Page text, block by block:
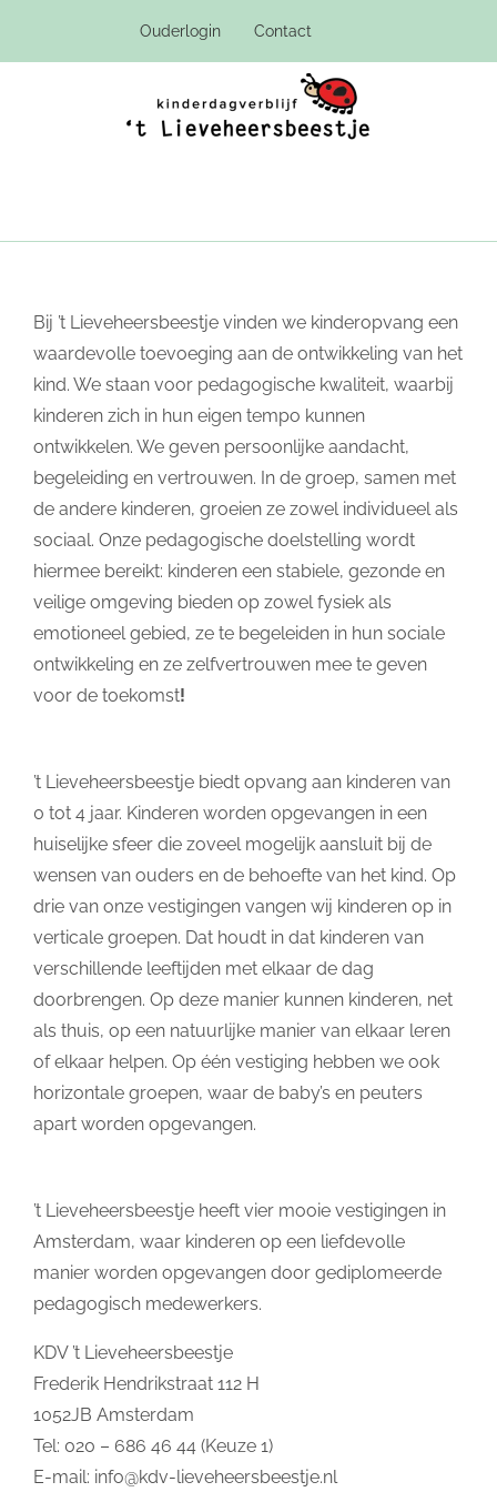
Ouderlogin Contact
Bij ’t Lieveheersbeestje vinden we kinderopvang een
waardevolle toevoeging aan de ontwikkeling van het
kind. We staan voor pedagogische kwaliteit, waarbij
kinderen zich in hun eigen tempo kunnen
ontwikkelen. We geven persoonlijke aandacht,
begeleiding en vertrouwen. In de groep, samen met
de andere kinderen, groeien ze zowel individueel als
sociaal. Onze pedagogische doelstelling wordt
hiermee bereikt: kinderen een stabiele, gezonde en
veilige omgeving bieden op zowel fysiek als
emotioneel gebied, ze te begeleiden in hun sociale
ontwikkeling en ze zelfvertrouwen mee te geven
voor de toekomst!
’t Lieveheersbeestje biedt opvang aan kinderen van
0 tot 4 jaar. Kinderen worden opgevangen in een
huiselijke sfeer die zoveel mogelijk aansluit bij de
wensen van ouders en de behoefte van het kind. Op
drie van onze vestigingen vangen wij kinderen op in
verticale groepen. Dat houdt in dat kinderen van
verschillende leeftijden met elkaar de dag
doorbrengen. Op deze manier kunnen kinderen, net
als thuis, op een natuurlijke manier van elkaar leren
of elkaar helpen. Op één vestiging hebben we ook
horizontale groepen, waar de baby’s en peuters
apart worden opgevangen.
’t Lieveheersbeestje heeft vier mooie vestigingen in
Amsterdam, waar kinderen op een liefdevolle
manier worden opgevangen door gediplomeerde
pedagogisch medewerkers.
KDV ’t Lieveheersbeestje
Frederik Hendrikstraat 112 H
1052JB Amsterdam
Tel: 020 – 686 46 44 (Keuze 1)
E-mail: info@kdv-lieveheersbeestje.nl